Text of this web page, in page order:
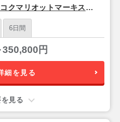
クマリオットマーキスク
3泊4日
6日間
円
細を見る
見る